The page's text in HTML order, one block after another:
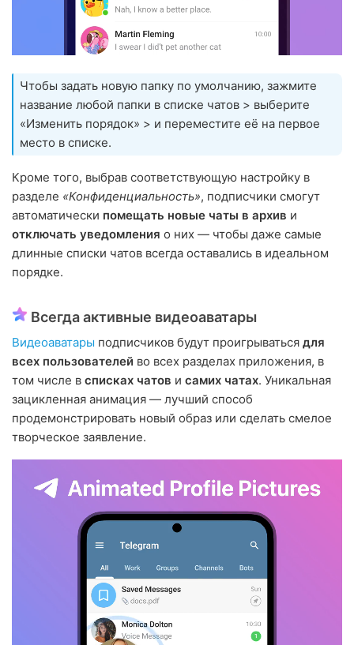
Чтобы задать новую папку по умолчанию, зажмите
название любой папки в списке чатов > выберите
«Изменить порядок» > и переместите её на первое
место в списке.
Кроме того, выбрав соответствующую настройку в
разделе «Конфиденциальность», подписчики смогут
автоматически помещать новые чаты в архив и
отключать уведомления о них — чтобы даже самые
длинные списки чатов всегда оставались в идеальном
порядке.
Всегда активные видеоаватары
Видеоаватары подписчиков будут проигрываться для
всех пользователей во всех разделах приложения, в
том числе в списках чатов и самих чатах. Уникальная
зацикленная анимация — лучший способ
продемонстрировать новый образ или сделать смелое
творческое заявление.